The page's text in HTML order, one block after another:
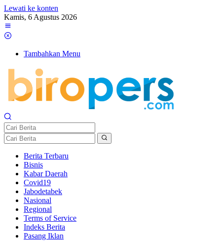
Lewati ke konten
Kamis, 6 Agustus 2026
Tambahkan Menu
Berita Terbaru
Bisnis
Kabar Daerah
Covid19
Jabodetabek
Nasional
Regional
Terms of Service
Indeks Berita
Pasang Iklan